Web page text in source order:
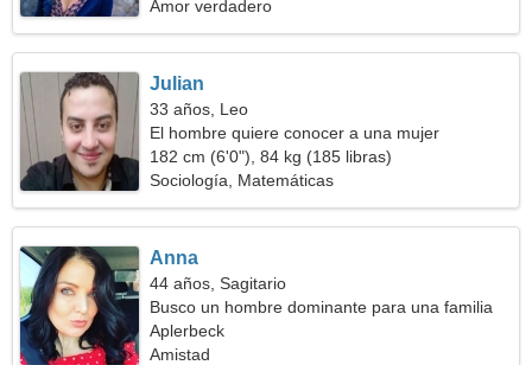
Amor verdadero
Julian
33 años, Leo
El hombre quiere conocer a una mujer
182 cm (6'0"), 84 kg (185 libras)
Sociología, Matemáticas
Anna
44 años, Sagitario
Busco un hombre dominante para una familia
Aplerbeck
Amistad